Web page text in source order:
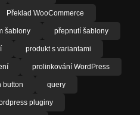
Překlad WooCommerce
šablony přepnutí šablony
produkt s variantami
prolinkování WordPress
button query
pluginy